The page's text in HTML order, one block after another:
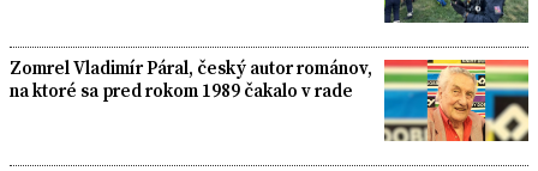
Zomrel Vladimír Páral, český autor románov,
na ktoré sa pred rokom 1989 čakalo v rade